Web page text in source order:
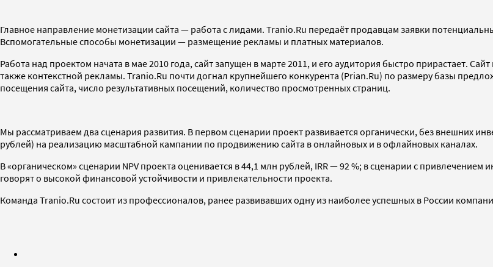
Главное направление монетизации сайта — работа с лидами. Tranio.Ru передаёт продавцам заявки
Вспомогательные способы монетизации — размещение рекламы и платных материалов.
Работа над проектом начата в мае 2010 года, сайт запущен в марте 2011, и его аудитория быстро прирастает.
также контекстной рекламы. Tranio.Ru почти догнал крупнейшего конкурента (Prian.Ru) по размеру базы
посещения сайта, число результативных посещений, количество просмотренных страниц.
Мы рассматриваем два сценария развития. В первом сценарии проект развивается органически, без внешних
рублей) на реализацию масштабной кампании по продвижению сайта в онлайновых и в офлайновых каналах.
В «органическом» сценарии NPV проекта оценивается в 44,1 млн рублей, IRR — 92 %; в сценарии с привлечением
говорят о высокой финансовой устойчивости и привлекательности проекта.
Команда Tranio.Ru состоит из профессионалов, ранее развивавших одну из наиболее успешных в России